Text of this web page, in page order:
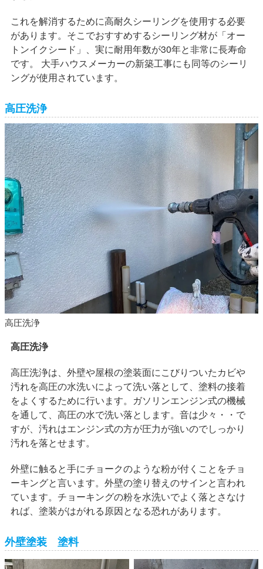
これを解消するために高耐久シーリングを使用する必要
があります。そこでおすすめするシーリング材が「オー
トンイクシード」、実に耐用年数が30年と非常に長寿命
です。 大手ハウスメーカーの新築工事にも同等のシーリ
ングが使用されています。
高圧洗浄
高圧洗浄
高圧洗浄
高圧洗浄は、外壁や屋根の塗装面にこびりついたカビや
汚れを高圧の水洗いによって洗い落として、塗料の接着
をよくするために行います。ガソリンエンジン式の機械
を通して、高圧の水で洗い落とします。音は少々・・で
すが、汚れはエンジン式の方が圧力が強いのでしっかり
汚れを落とせます。
外壁に触ると手にチョークのような粉が付くことをチョ
ーキングと言います。外壁の塗り替えのサインと言われ
ています。チョーキングの粉を水洗いでよく落とさなけ
れば、塗装がはがれる原因となる恐れがあります。
外壁塗装 塗料